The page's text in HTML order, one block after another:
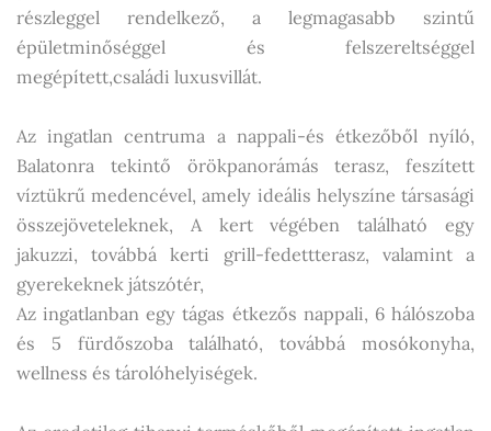
részleggel rendelkező, a legmagasabb szintű
épületminőséggel és felszereltséggel
megépített,családi luxusvillát.
Az ingatlan centruma a nappali-és étkezőből nyíló,
Balatonra tekintő örökpanorámás terasz, feszített
víztükrű medencével, amely ideális helyszíne társasági
összejöveteleknek, A kert végében található egy
jakuzzi, továbbá kerti grill-fedettterasz, valamint a
gyerekeknek játszótér,
Az ingatlanban egy tágas étkezős nappali, 6 hálószoba
és 5 fürdőszoba található, továbbá mosókonyha,
wellness és tárolóhelyiségek.